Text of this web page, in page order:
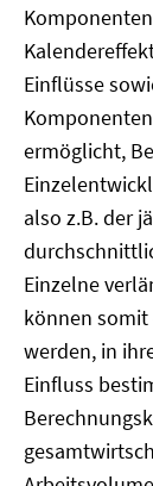
Einflüsse
ermöglicht,
also z.B. der
Einzelne
können somit
werden, in
Einfluss